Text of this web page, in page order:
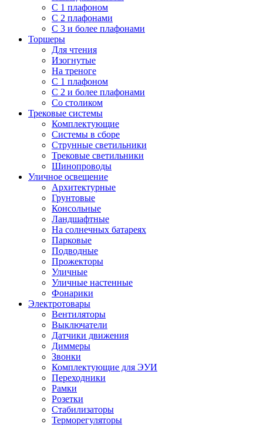
С 1 плафоном
С 2 плафонами
С 3 и более плафонами
Торшеры
Для чтения
Изогнутые
На треноге
С 1 плафоном
С 2 и более плафонами
Со столиком
Трековые системы
Комплектующие
Системы в сборе
Струнные светильники
Трековые светильники
Шинопроводы
Уличное освещение
Архитектурные
Грунтовые
Консольные
Ландшафтные
На солнечных батареях
Парковые
Подводные
Прожекторы
Уличные
Уличные настенные
Фонарики
Электротовары
Вентиляторы
Выключатели
Датчики движения
Диммеры
Звонки
Комплектующие для ЭУИ
Переходники
Рамки
Розетки
Стабилизаторы
Терморегуляторы